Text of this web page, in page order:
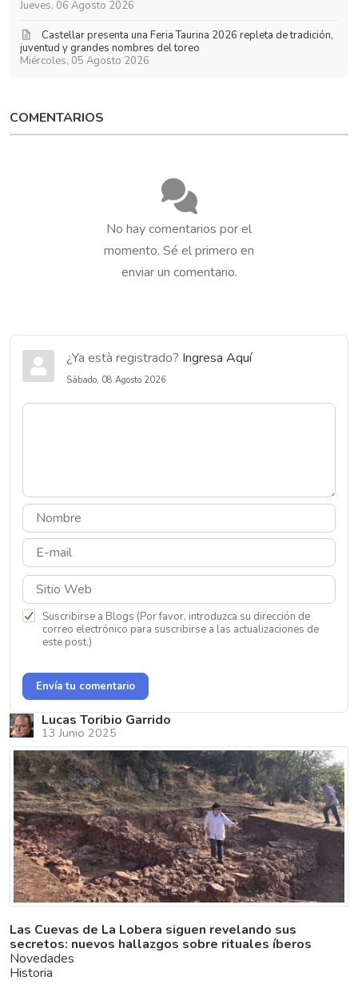
Jueves, 06 Agosto 2026
Miércoles, 05 Agosto 2026
​Castellar presenta una Feria Taurina 2026 repleta de tradición,
juventud y grandes nombres del toreo
COMENTARIOS
No hay comentarios por el
momento. Sé el primero en
enviar un comentario.
¿Ya està registrado? Ingresa Aquí
Sábado, 08 Agosto 2026
Suscribirse a Blogs (Por favor, introduzca su dirección de
correo electrónico para suscribirse a las actualizaciones de
este post.)
Envía tu comentario
Lucas Toribio Garrido
13 Junio 2025
Las Cuevas de La Lobera siguen revelando sus
secretos: nuevos hallazgos sobre rituales íberos
Novedades
Historia